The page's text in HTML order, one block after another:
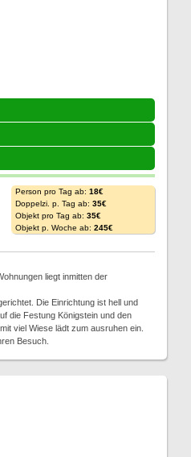
Person pro Tag ab: 18€
Doppelzi. p. Tag ab: 35€
Objekt pro Tag ab: 35€
Objekt p. Woche ab: 245€
liegt inmitten der
Die Einrichtung ist hell und
die Festung Königstein und den
viel Wiese lädt zum ausruhen ein.
Besuch.